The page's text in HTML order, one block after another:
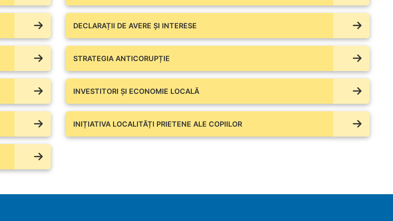
DECLARAȚII DE AVERE ŞI INTERESE
STRATEGIA ANTICORUPȚIE
INVESTITORI ȘI ECONOMIE LOCALĂ
INIȚIATIVA LOCALITĂȚI PRIETENE ALE COPIILOR